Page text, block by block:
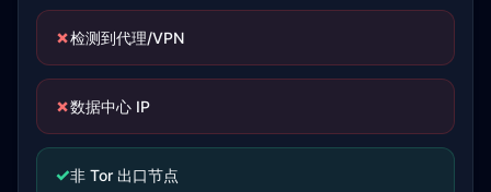
✗检测到代理/VPN
✗数据中心 IP
✓非 Tor 出口节点